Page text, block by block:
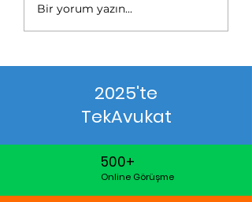
Bir yorum yazın...
2025'te
TekAvukat
500+
Online Görüşme